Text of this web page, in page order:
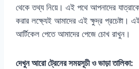
থেকে তথ্য নিয়ে। এই পথে আপনাদের
করার লক্ষ্যেই আমাদের এই ক্ষুদ্র প্রচেষ্টা।
আর্টিকেল পেতে আমাদের পেজে চোখ রাখুন।
দেখুন আরো ট্রেনের সময়সূচী ও ভাড়া তালিকা: